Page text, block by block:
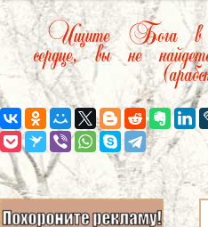
Ищите Бога в
сердце, вы не